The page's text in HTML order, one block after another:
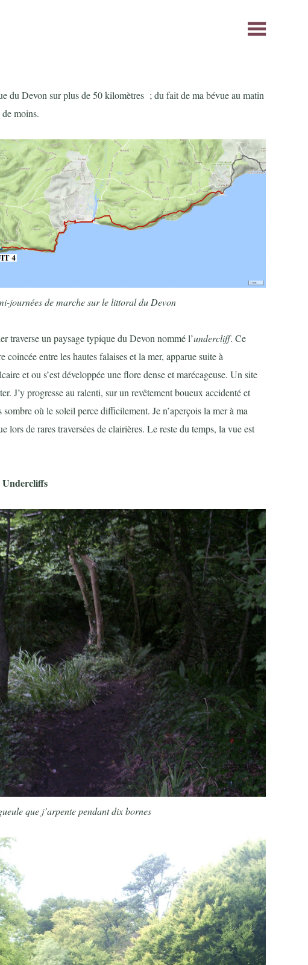
du Devon sur plus de 50 kilomètres ; du fait de ma bévue au matin
moins.
journées de marche sur le littoral du Devon
traverse un paysage typique du Devon nommé l’undercliff. Ce
coincée entre les hautes falaises et la mer, apparue suite à
et ou s’est développée une flore dense et marécageuse. Un site
J’y progresse au ralenti, sur un revêtement boueux accidenté et
où le soleil perce difficilement. Je n’aperçois la mer à ma
lors de rares traversées de clairières. Le reste du temps, la vue est
Undercliffs
que j’arpente pendant dix bornes